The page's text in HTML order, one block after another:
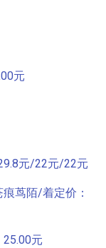
元
元/22元/22元
茑陌/着定价：
25.00元